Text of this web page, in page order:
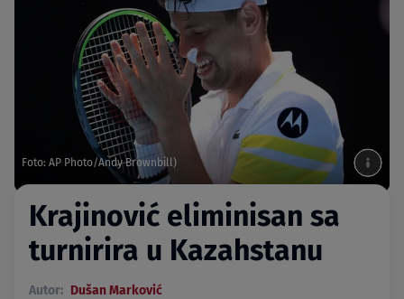
Foto: AP Photo/Andy Brownbill)
Krajinović eliminisan sa
turnirira u Kazahstanu
Autor: Dušan Marković